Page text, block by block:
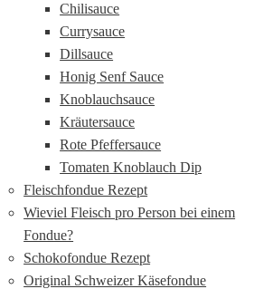
Chilisauce
Currysauce
Dillsauce
Honig Senf Sauce
Knoblauchsauce
Kräutersauce
Rote Pfeffersauce
Tomaten Knoblauch Dip
Fleischfondue Rezept
Wieviel Fleisch pro Person bei einem
Fondue?
Schokofondue Rezept
Original Schweizer Käsefondue